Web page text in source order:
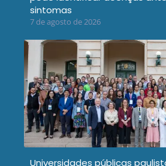
sintomas
7 de agosto de 2026
Universidades públicas